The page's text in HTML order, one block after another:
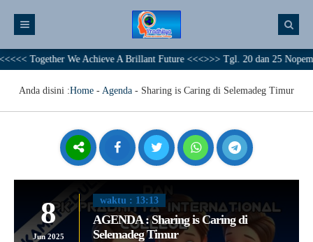
We Achieve A Brillant Future <<<>>> Tgl. 20 dan 25 Nopember
Anda disini :Home - Agenda - Sharing is Caring di Selemadeg Timur
8
Jun 2025
waktu : 13:13
AGENDA : Sharing is Caring di
Selemadeg Timur